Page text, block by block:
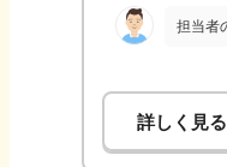
詳しく見る